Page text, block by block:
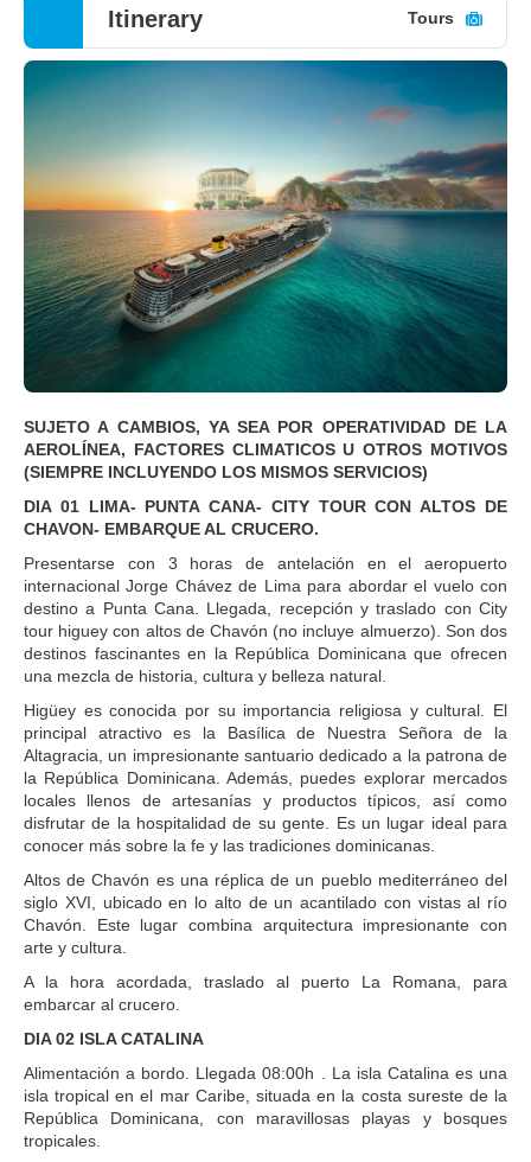
Itinerary Tours
SUJETO A CAMBIOS, YA SEA POR OPERATIVIDAD DE LA
AEROLÍNEA, FACTORES CLIMATICOS U OTROS MOTIVOS
(SIEMPRE INCLUYENDO LOS MISMOS SERVICIOS)
DIA 01 LIMA- PUNTA CANA- CITY TOUR CON ALTOS DE
CHAVON- EMBARQUE AL CRUCERO.
Presentarse con 3 horas de antelación en el aeropuerto
internacional Jorge Chávez de Lima para abordar el vuelo con
destino a Punta Cana. Llegada, recepción y traslado con City
tour higuey con altos de Chavón (no incluye almuerzo). Son dos
destinos fascinantes en la República Dominicana que ofrecen
una mezcla de historia, cultura y belleza natural.
Higüey es conocida por su importancia religiosa y cultural. El
principal atractivo es la Basílica de Nuestra Señora de la
Altagracia, un impresionante santuario dedicado a la patrona de
la República Dominicana. Además, puedes explorar mercados
locales llenos de artesanías y productos típicos, así como
disfrutar de la hospitalidad de su gente. Es un lugar ideal para
conocer más sobre la fe y las tradiciones dominicanas.
Altos de Chavón es una réplica de un pueblo mediterráneo del
siglo XVI, ubicado en lo alto de un acantilado con vistas al río
Chavón. Este lugar combina arquitectura impresionante con
arte y cultura.
A la hora acordada, traslado al puerto La Romana, para
embarcar al crucero.
DIA 02 ISLA CATALINA
Alimentación a bordo. Llegada 08:00h . La isla Catalina es una
isla tropical en el mar Caribe, situada en la costa sureste de la
República Dominicana, con maravillosas playas y bosques
tropicales.